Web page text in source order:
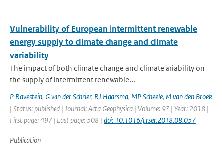
Vulnerability of European intermittent renewable
energy supply to climate change and climate
variability
The impact of both climate change and climate ariability on
the supply of intermittent renewable...
P Ravestein, G van der Schrier, RJ Haarsma, MP Scheele, M van den Broek
| Status: published | Journal: Acta Geophysica | Volume: 97 | Year: 2018 |
First page: 497 | Last page: 508 | doi: 10.1016/j.rser.2018.08.057
Publication